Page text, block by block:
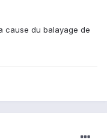
cause du balayage de